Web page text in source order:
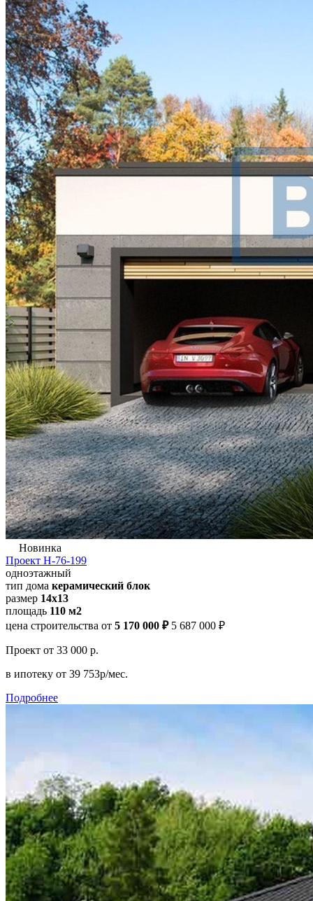
Новинка
Проект Н-76-199
одноэтажный
тип дома керамический блок
размер 14x13
площадь 110 м2
цена строительства от 5 170 000 ₽ 5 687 000 ₽
Проект от 33 000 р.
в ипотеку от 39 753р/мес.
Подробнее